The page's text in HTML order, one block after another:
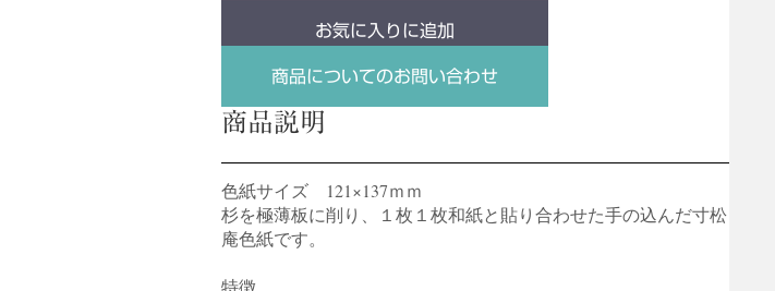
お気に入りに追加
商品についてのお問い合わせ
商品説明
色紙サイズ 121×137ｍｍ
杉を極薄板に削り、１枚１枚和紙と貼り合わせた手の込んだ寸松
庵色紙です。
特徴